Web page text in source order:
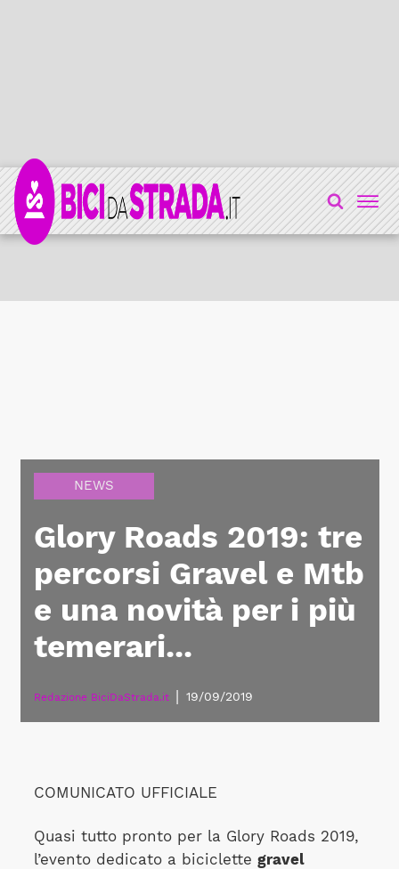
NEWS
Glory Roads 2019: tre
percorsi Gravel e Mtb
e una novità per i più
temerari...
Redazione BiciDaStrada.it 19/09/2019
COMUNICATO UFFICIALE
Quasi tutto pronto per la Glory Roads 2019,
l’evento dedicato a biciclette gravel